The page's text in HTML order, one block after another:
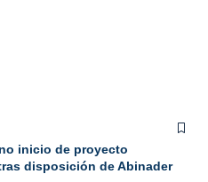
inicio de proyecto
disposición de Abinader